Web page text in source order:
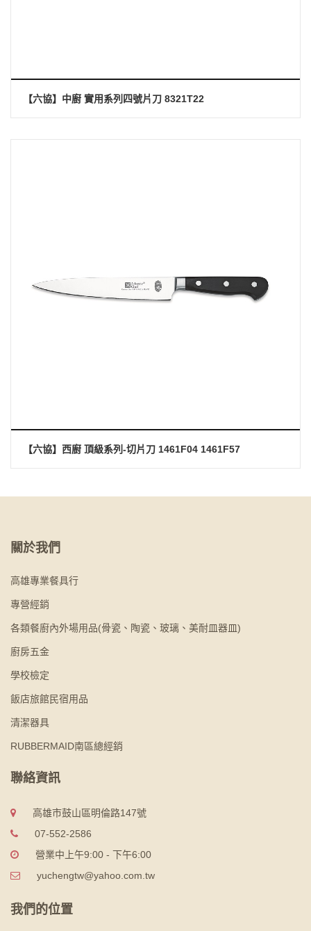
【六協】中廚 實用系列四號片刀 8321T22
【六協】西廚 頂級系列-切片刀 1461F04 1461F57
關於我們
高雄專業餐具行
專營經銷
各類餐廚內外場用品(骨瓷、陶瓷、玻璃、美耐皿器皿)
廚房五金
學校檢定
飯店旅館民宿用品
清潔器具
RUBBERMAID南區總經銷
聯絡資訊
高雄市鼓山區明倫路147號
07-552-2586
營業中上午9:00 - 下午6:00
yuchengtw@yahoo.com.tw
我們的位置